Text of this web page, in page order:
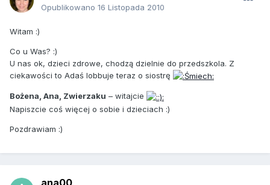
Opublikowano 16 Listopada 2010
Witam :)
Co u Was? :)
U nas ok, dzieci zdrowe, chodzą dzielnie do przedszkola. Z
ciekawości to Adaś lobbuje teraz o siostrę
Bożena, Ana, Zwierzaku – witajcie
Napiszcie coś więcej o sobie i dzieciach :)
Pozdrawiam :)
ana00